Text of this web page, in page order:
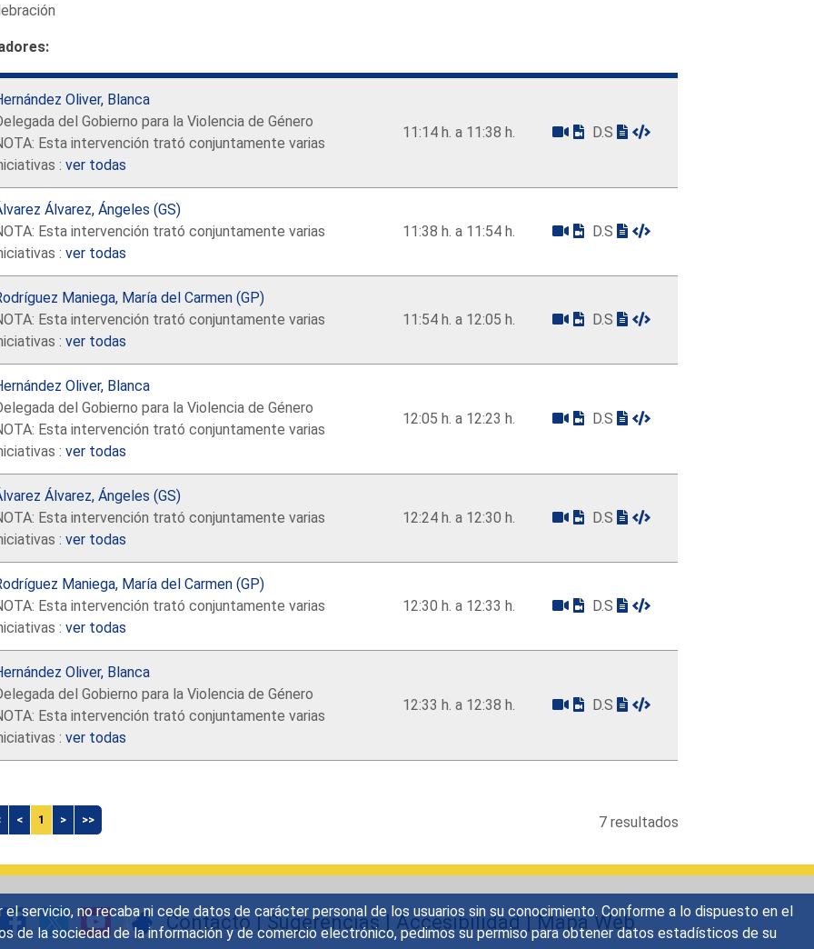
servicio, no recaba ni cede datos de carácter personal de los usuarios sin su conocimiento. Conforme a lo dispuesto en el
de la sociedad de la información y de comercio electrónico, pedimos su permiso para obtener datos estadísticos de su
Oliver, Blanca
del Gobierno para la Violencia de Género
Esta intervención trató conjuntamente varias
: ver todas
11:14 h. a 11:38 h. D.S
Álvarez, Ángeles (GS)
Esta intervención trató conjuntamente varias
: ver todas
11:38 h. a 11:54 h. D.S
Maniega, María del Carmen (GP)
Esta intervención trató conjuntamente varias
: ver todas
11:54 h. a 12:05 h. D.S
Oliver, Blanca
del Gobierno para la Violencia de Género
Esta intervención trató conjuntamente varias
: ver todas
12:05 h. a 12:23 h. D.S
Álvarez, Ángeles (GS)
Esta intervención trató conjuntamente varias
: ver todas
12:24 h. a 12:30 h. D.S
Maniega, María del Carmen (GP)
Esta intervención trató conjuntamente varias
: ver todas
12:30 h. a 12:33 h. D.S
Oliver, Blanca
del Gobierno para la Violencia de Género
Esta intervención trató conjuntamente varias
: ver todas
12:33 h. a 12:38 h. D.S
< 1 > >> 7 resultados
Contacto|Sugerencias|Accesibilidad|Mapa Web